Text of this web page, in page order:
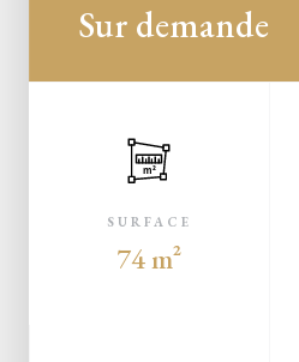
Sur demande
m²
SURFACE
74 m²